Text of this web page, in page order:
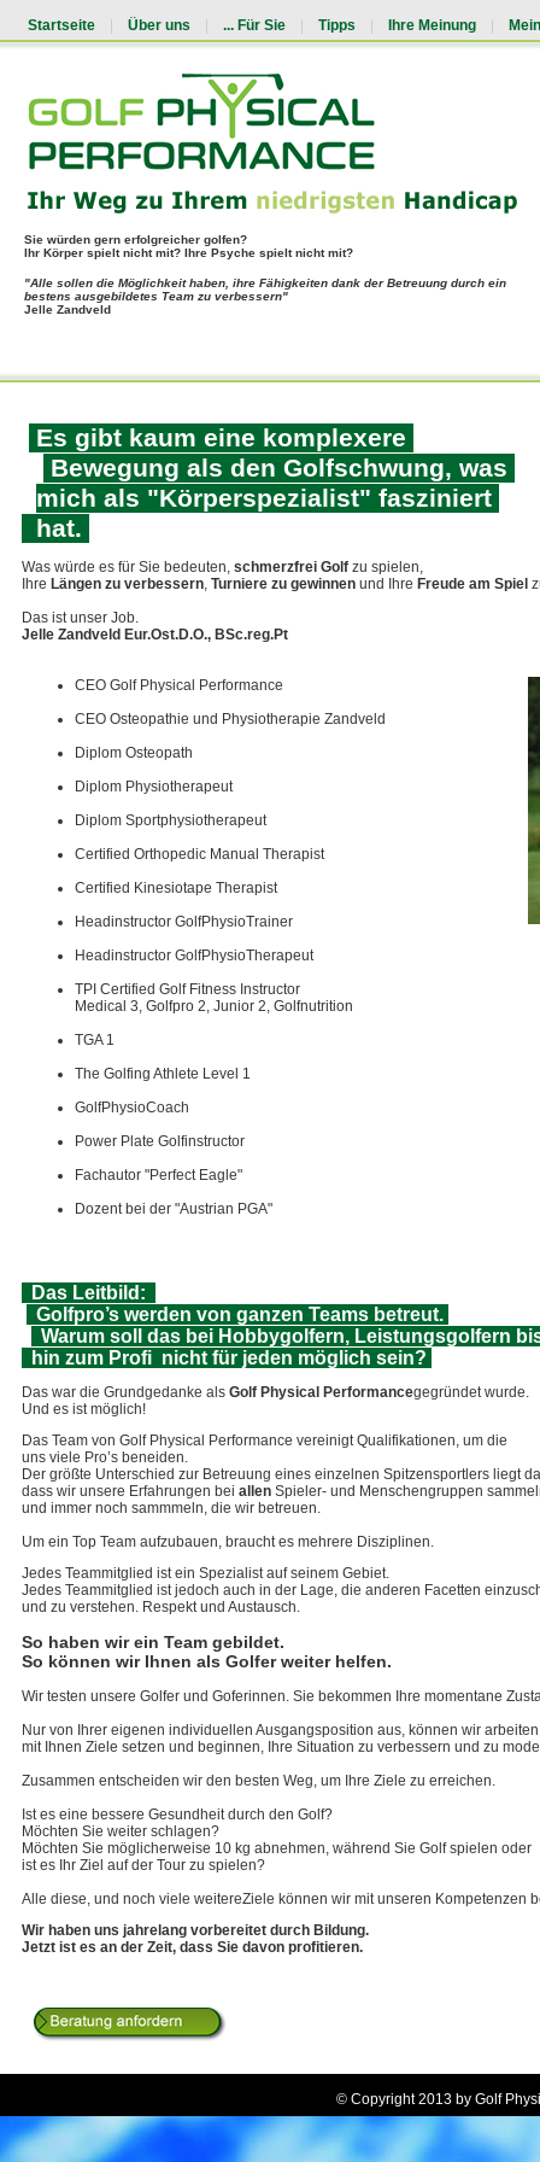
Startseite Über uns ... Für Sie Tipps Ihre Meinung
Sie würden gern erfolgreicher golfen?
Ihr Körper spielt nicht mit? Ihre Psyche spielt nicht mit?
"Alle sollen die Möglichkeit haben, ihre Fähigkeiten dank der Betreuung durch ein
bestens ausgebildetes Team zu verbessern"
Jelle Zandveld
Es gibt kaum eine komplexere
Bewegung als den Golfschwung, was
mich als "Körperspezialist" fasziniert
hat.
Was würde es für Sie bedeuten, schmerzfrei Golf zu spielen,
Ihre Längen zu verbessern, Turniere zu gewinnen und Ihre Freude am Spiel
Das ist unser Job.
Jelle Zandveld Eur.Ost.D.O., BSc.reg.Pt
CEO Golf Physical Performance
CEO Osteopathie und Physiotherapie Zandveld
Diplom Osteopath
Diplom Physiotherapeut
Diplom Sportphysiotherapeut
Certified Orthopedic Manual Therapist
Certified Kinesiotape Therapist
Headinstructor GolfPhysioTrainer
Headinstructor GolfPhysioTherapeut
TPI Certified Golf Fitness Instructor
Medical 3, Golfpro 2, Junior 2, Golfnutrition
TGA 1
The Golfing Athlete Level 1
GolfPhysioCoach
Power Plate Golfinstructor
Fachautor "Perfect Eagle"
Dozent bei der "Austrian PGA"
Das Leitbild:
Golfpro’s werden von ganzen Teams betreut.
Warum soll das bei Hobbygolfern, Leistungsgolfern
hin zum Profi nicht für jeden möglich sein?
Das war die Grundgedanke als Golf Physical Performancegegründet wurde.
Und es ist möglich!
Das Team von Golf Physical Performance vereinigt Qualifikationen, um die
uns viele Pro’s beneiden.
Der größte Unterschied zur Betreuung eines einzelnen Spitzensportlers liegt
dass wir unsere Erfahrungen bei allen Spieler- und Menschengruppen
und immer noch sammmeln, die wir betreuen.
Um ein Top Team aufzubauen, braucht es mehrere Disziplinen.
Jedes Teammitglied ist ein Spezialist auf seinem Gebiet.
Jedes Teammitglied ist jedoch auch in der Lage, die anderen Facetten
und zu verstehen. Respekt und Austausch.
So haben wir ein Team gebildet.
So können wir Ihnen als Golfer weiter helfen.
Wir testen unsere Golfer und Goferinnen. Sie bekommen Ihre momentane
Nur von Ihrer eigenen individuellen Ausgangsposition aus, können wir
mit Ihnen Ziele setzen und beginnen, Ihre Situation zu verbessern und zu
Zusammen entscheiden wir den besten Weg, um Ihre Ziele zu erreichen.
Ist es eine bessere Gesundheit durch den Golf?
Möchten Sie weiter schlagen?
Möchten Sie möglicherweise 10 kg abnehmen, während Sie Golf spielen oder
ist es Ihr Ziel auf der Tour zu spielen?
Alle diese, und noch viele weitereZiele können wir mit unseren Kompetenzen
Wir haben uns jahrelang vorbereitet durch Bildung.
Jetzt ist es an der Zeit, dass Sie davon profitieren.
© Copyright 2013 by Golf